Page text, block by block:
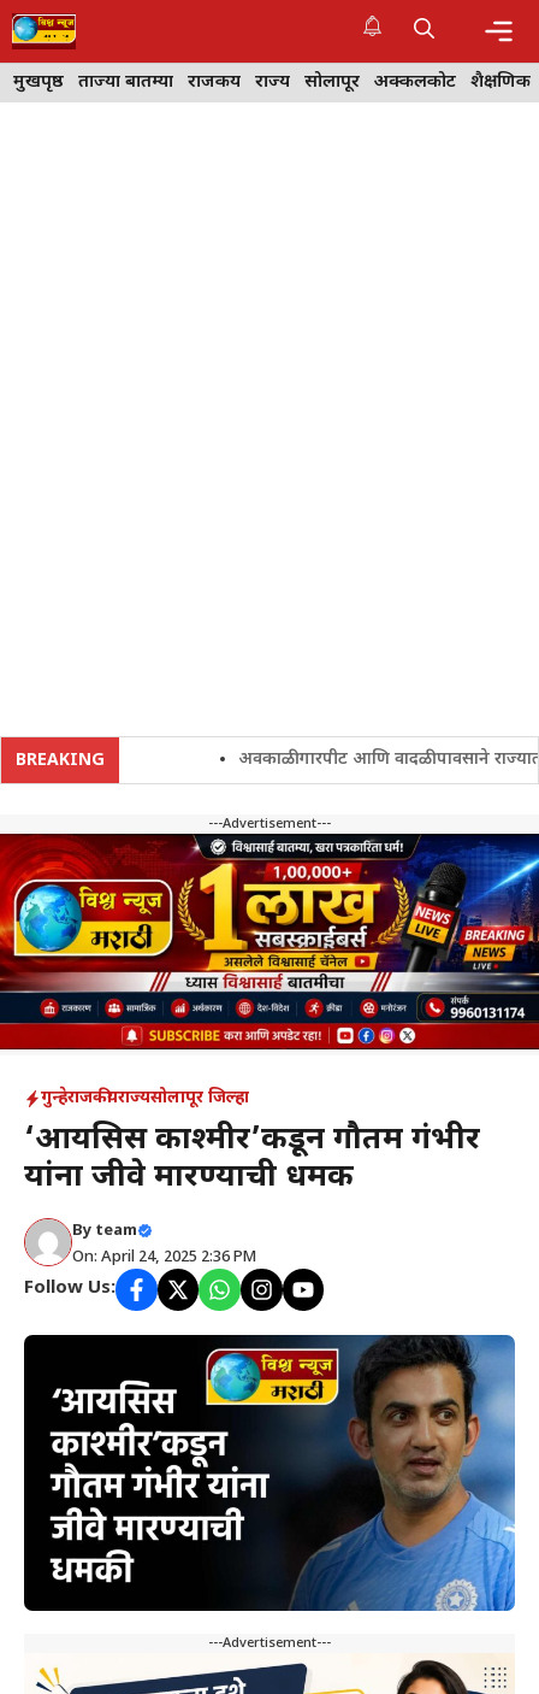
Skip
to
content
मुखपृष्ठ ताज्या बातम्या राजकीय राज्य सोलापूर अक्कलकोट शैक्षणिक
BREAKING अवकाळी गारपीट आणि वादळी पावसाने राज्यातील
---Advertisement---
गुन्हेराजकीयराज्यसोलापूर जिल्हा
‘आयसिस काश्मीर’कडून गौतम गंभीर
यांना जीवे मारण्याची धमकी
By team
On: April 24, 2025 2:36 PM
Follow Us:
---Advertisement---